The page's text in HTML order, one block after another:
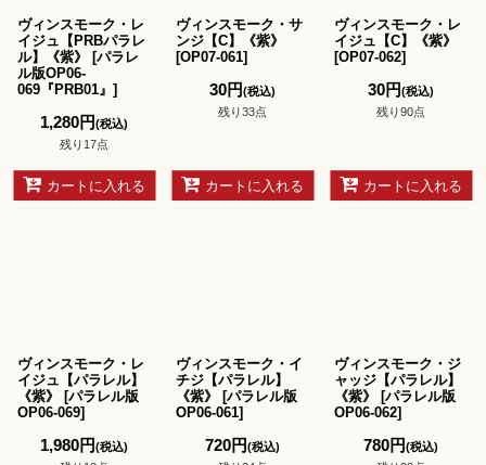
ヴィンスモーク・レ
イジュ【PRBパラレ
ル】《紫》
[パラレ
ル版OP06-
069『PRB01』 ]
1,280円(税込)
残り17点
カートに入れる
ヴィンスモーク・サ
ンジ【C】《紫》
[OP07-061]
30円(税込)
残り33点
カートに入れる
ヴィンスモーク・レ
イジュ【C】《紫》
[OP07-062]
30円(税込)
残り90点
カートに入れる
ヴィンスモーク・レ
イジュ【パラレル】
《紫》
[パラレル版
OP06-069]
1,980円(税込)
ヴィンスモーク・イ
チジ【パラレル】
《紫》
[パラレル版
OP06-061]
720円(税込)
ヴィンスモーク・ジ
ャッジ【パラレル】
《紫》
[パラレル版
OP06-062]
780円(税込)